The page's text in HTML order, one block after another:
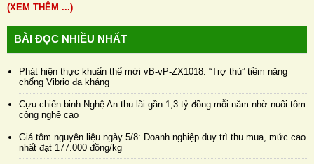
(XEM THÊM ...)
BÀI ĐỌC NHIỀU NHẤT
Phát hiện thực khuẩn thể mới vB-vP-ZX1018: “Trợ thủ” tiềm năng
chống Vibrio đa kháng
Cựu chiến binh Nghệ An thu lãi gần 1,3 tỷ đồng mỗi năm nhờ nuôi tôm
công nghệ cao
Giá tôm nguyên liệu ngày 5/8: Doanh nghiệp duy trì thu mua, mức cao
nhất đạt 177.000 đồng/kg